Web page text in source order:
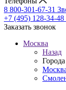
8 800-301-67-31
+7 (495) 128-34-48
Заказать звонок
Москва
Назад
Города